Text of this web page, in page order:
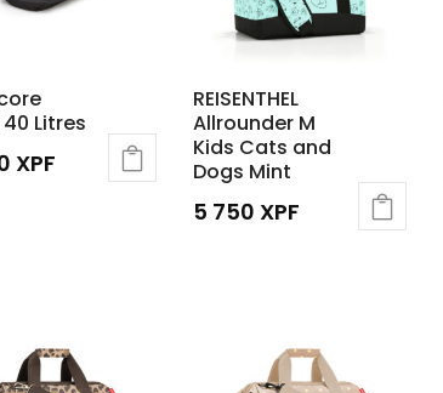
Litres
XPF
REISENTHEL
Allrounder M
Kids Cats and
Dogs Mint
5 750 XPF